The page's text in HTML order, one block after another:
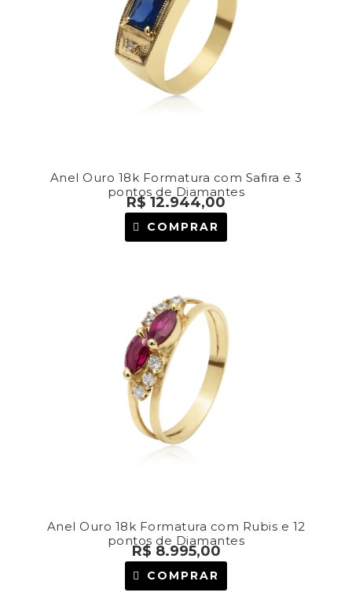
Anel Ouro 18k Formatura com Safira e 3
pontos de Diamantes
R$ 12.944,00
COMPRAR
Anel Ouro 18k Formatura com Rubis e 12
pontos de Diamantes
R$8.995,00
COMPRAR